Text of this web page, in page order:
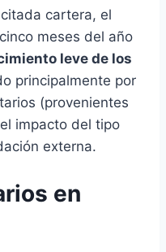
cartera, el
meses del año
leve de los
principalmente por
(provenientes
impacto del tipo
externa.
en